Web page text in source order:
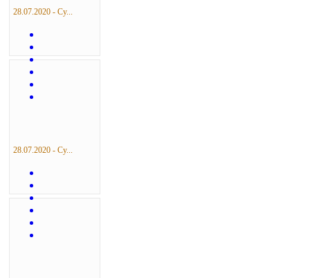
28.07.2020 - Су...
28.07.2020 - Су...